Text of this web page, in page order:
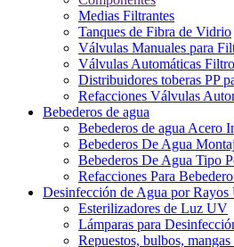
Medias Filtrantes
Tanques de Fibra de Vidrio
Válvulas Manuales para
Válvulas Automáticas
Distribuidores toberas PP
Refacciones Válvulas
Bebederos de agua
Bebederos de agua Acero
Bebederos De Agua
Bebederos De Agua Tipo
Refacciones Para
Desinfección de Agua por
Esterilizadores de Luz UV
Lámparas para
Repuestos, bulbos,